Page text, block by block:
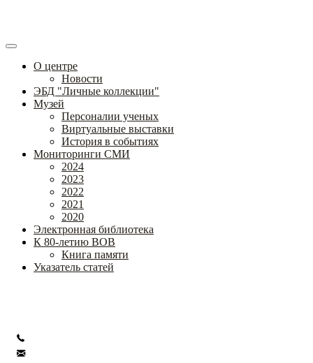
О центре
Новости
ЭБД "Личные коллекции"
Музей
Персоналии ученых
Виртуальные выставки
История в событиях
Мониторинги СМИ
2024
2023
2022
2021
2020
Электронная библиотека
К 80-летию ВОВ
Книга памяти
Указатель статей